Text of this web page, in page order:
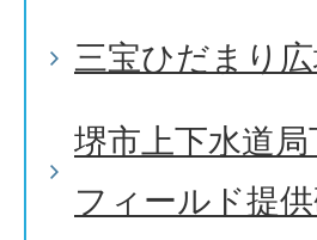
三宝ひだまり
堺市上下水道
フィールド提